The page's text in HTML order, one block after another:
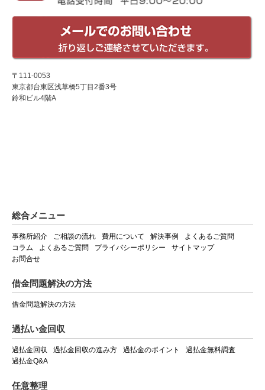
〒111-0053
東京都台東区浅草橋5丁目2番3号
鈴和ビル4階A
総合メニュー
事務所紹介 ご相談の流れ 費用について 解決事例
よくあるご質問
コラム
よくあるご質問 プライバシーポリシー
サイトマップ
お問合せ
借金問題解決の方法
借金問題解決の方法
過払い金回収
過払金回収 過払金回収の進み方 過払金のポイント
過払金無料調査
過払金Q&A
任意整理